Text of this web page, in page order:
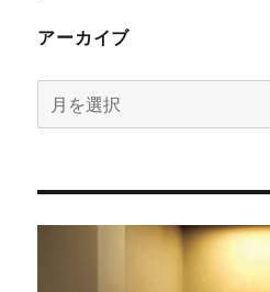
アーカイブ
ー
イ